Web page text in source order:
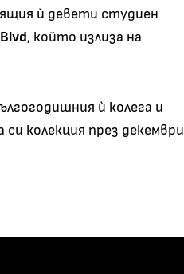
ѝ девети студиен
, който излиза на
ѝ колега и
колекция през декември